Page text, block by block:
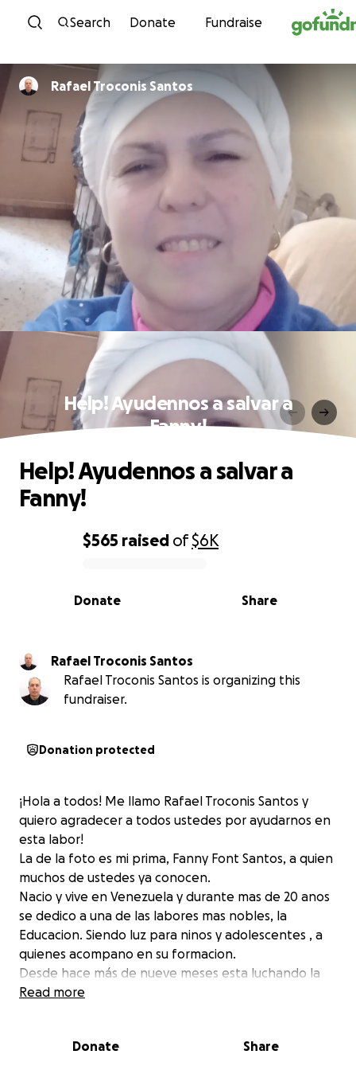
Skip to content
Search Donate Fundraise
Rafael Troconis Santos
Help! Ayudennos a salvar a
Fanny!
0% complete
$565 raised of$6K
Share
Donate
Help! Ayudennos a salvar a
Fanny!
Rafael Troconis Santos
Rafael Troconis Santos is organizing this
fundraiser.
Donation protected
¡Hola a todos! Me llamo Rafael Troconis Santos y
quiero agradecer a todos ustedes por ayudarnos en
esta labor!
La de la foto es mi prima, Fanny Font Santos, a quien
muchos de ustedes ya conocen.
Nacio y vive en Venezuela y durante mas de 20 anos
se dedico a una de las labores mas nobles, la
Educacion. Siendo luz para ninos y adolescentes , a
quienes acompano en su formacion.
Desde hace más de nueve meses esta luchando la
batalla mas dura de su vida, padece de Leucemia
política y económica difícil, donde el tratamiento
Read more
Donate Share